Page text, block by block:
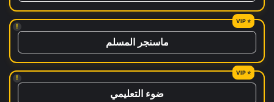
!
ماسنجر المسلم
!
ضوء التعليمي